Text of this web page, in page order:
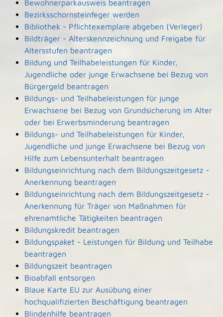
Bewohnerparkausweis beantragen
Bezirksschornsteinfeger werden
Bibliothek - Pflichtexemplare abgeben (Verleger)
Bildträger - Alterskennzeichnung und Freigabe für
Altersstufen beantragen
Bildung und Teilhabeleistungen für Kinder,
Jugendliche oder junge Erwachsene bei Bezug von
Bürgergeld beantragen
Bildungs- und Teilhabeleistungen für junge
Erwachsene bei Bezug von Grundsicherung im Alter
oder bei Erwerbsminderung beantragen
Bildungs- und Teilhabeleistungen für Kinder,
Jugendliche und junge Erwachsene bei Bezug von
Hilfe zum Lebensunterhalt beantragen
Bildungseinrichtung nach dem Bildungszeitgesetz -
Anerkennung beantragen
Bildungseinrichtung nach dem Bildungszeitgesetz -
Anerkennung für Träger von Maßnahmen für
ehrenamtliche Tätigkeiten beantragen
Bildungskredit beantragen
Bildungspaket - Leistungen für Bildung und Teilhabe
beantragen
Bildungszeit beantragen
Bioabfall entsorgen
Blaue Karte EU zur Ausübung einer
hochqualifizierten Beschäftigung beantragen
Blindenhilfe beantragen